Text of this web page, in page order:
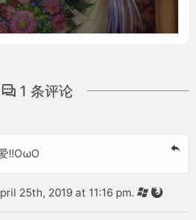
1 条评论
!!OωO
25th, 2019 at 11:16 pm.